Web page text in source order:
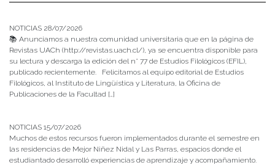
NOTICIAS 28/07/2026
📚 Anunciamos a nuestra comunidad universitaria que en la página de
Revistas UACh (http://revistas.uach.cl/), ya se encuentra disponible para
su lectura y descarga la edición del n° 77 de Estudios Filológicos (EFIL),
publicado recientemente. Felicitamos al equipo editorial de Estudios
Filológicos, al Instituto de Lingüística y Literatura, la Oficina de
Publicaciones de la Facultad […]
NOTICIAS 15/07/2026
Muchos de estos recursos fueron implementados durante el semestre en
las residencias de Mejor Niñez Nidal y Las Parras, espacios donde el
estudiantado desarrolló experiencias de aprendizaje y acompañamiento.